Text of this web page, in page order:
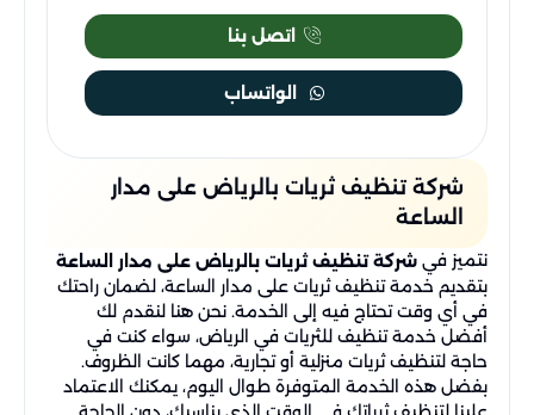
اتصل بنا
الواتساب
شركة تنظيف ثريات بالرياض​ على مدار
الساعة
نتميز في شركة تنظيف ثريات بالرياض على مدار الساعة
بتقديم خدمة تنظيف ثريات على مدار الساعة، لضمان راحتك
في أي وقت تحتاج فيه إلى الخدمة. نحن هنا لنقدم لك
أفضل خدمة تنظيف للثريات في الرياض، سواء كنت في
حاجة لتنظيف ثريات منزلية أو تجارية، مهما كانت الظروف.
بفضل هذه الخدمة المتوفرة طوال اليوم، يمكنك الاعتماد